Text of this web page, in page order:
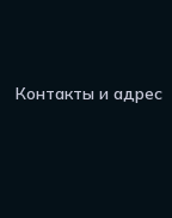
Контакты и адрес